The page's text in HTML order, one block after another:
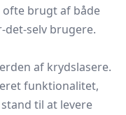
brugt af både
det-selv brugere.
af krydslasere.
funktionalitet,
til at levere